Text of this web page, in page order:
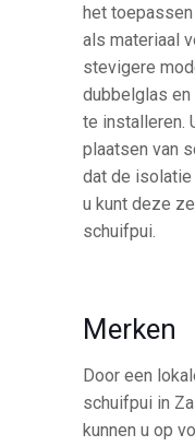
het
als materiaal
stevigere
dubbelglas
te installeren.
plaatsen van
dat de isolatie
u kunt deze
schuifpui.
Merken
Door een
schuifpui in
kunnen u op